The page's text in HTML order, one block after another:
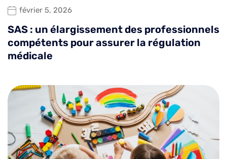
février 5, 2026
SAS : un élargissement des professionnels
compétents pour assurer la régulation
médicale